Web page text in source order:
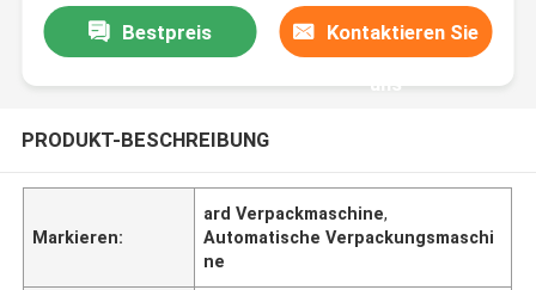
Bestpreis Kontaktieren Sie
uns
PRODUKT-BESCHREIBUNG
Markieren:
ard Verpackmaschine,
Automatische Verpackungsmaschi
ne